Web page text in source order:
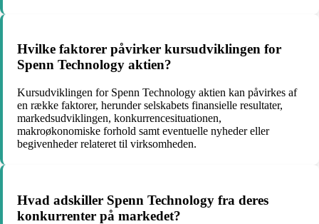
Hvilke faktorer påvirker kursudviklingen for
Spenn Technology aktien?
Kursudviklingen for Spenn Technology aktien kan påvirkes af
en række faktorer, herunder selskabets finansielle resultater,
markedsudviklingen, konkurrencesituationen,
makroøkonomiske forhold samt eventuelle nyheder eller
begivenheder relateret til virksomheden.
Hvad adskiller Spenn Technology fra deres
konkurrenter på markedet?